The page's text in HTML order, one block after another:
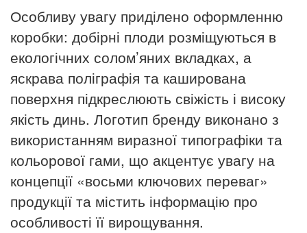
Особливу увагу приділено оформленню
коробки: добірні плоди розміщуються в
екологічних солом’яних вкладках, а
яскрава поліграфія та каширована
поверхня підкреслюють свіжість і високу
якість динь. Логотип бренду виконано з
використанням виразної типографіки та
кольорової гами, що акцентує увагу на
концепції «восьми ключових переваг»
продукції та містить інформацію про
особливості її вирощування.